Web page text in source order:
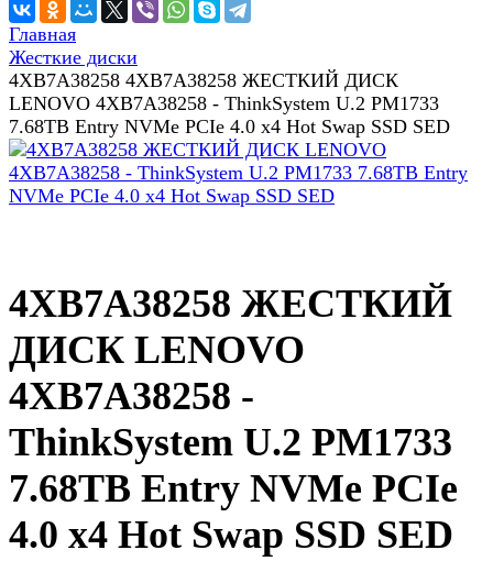
Главная
Жесткие диски
4XB7A38258 4XB7A38258 ЖЕСТКИЙ ДИСК
LENOVO 4XB7A38258 - ThinkSystem U.2 PM1733
7.68TB Entry NVMe PCIe 4.0 x4 Hot Swap SSD SED
4XB7A38258 ЖЕСТКИЙ
ДИСК LENOVO
4XB7A38258 -
ThinkSystem U.2 PM1733
7.68TB Entry NVMe PCIe
4.0 x4 Hot Swap SSD SED